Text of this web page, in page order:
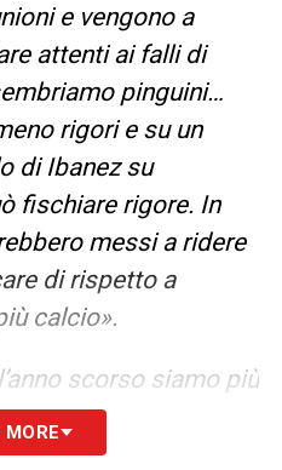
e vengono a
attenti ai falli di
pinguini…
rigori e su un
di Ibanez su
fischiare rigore. In
messi a ridere
di rispetto a
calcio».
scorso siamo più
negli scontri diretti.
esserci come contro
MORE